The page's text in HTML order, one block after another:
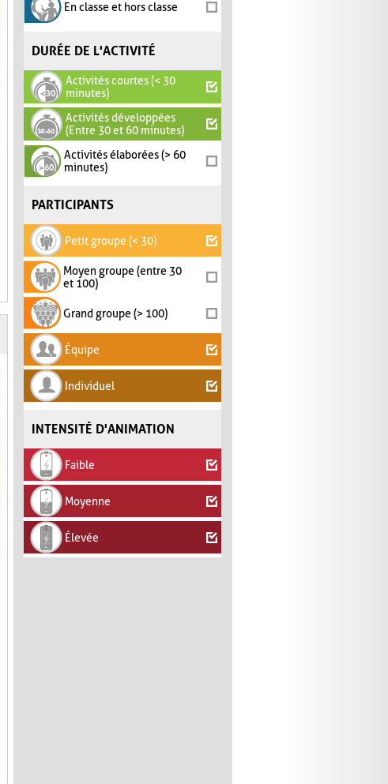
En classe et hors classe
DURÉE DE L'ACTIVITÉ
Activités courtes (< 30
minutes)
Activités développées
(Entre 30 et 60 minutes)
Activités élaborées (> 60
minutes)
PARTICIPANTS
Petit groupe (< 30)
Moyen groupe (entre 30
et 100)
Grand groupe (> 100)
Équipe
Individuel
INTENSITÉ D'ANIMATION
Faible
Moyenne
Élevée